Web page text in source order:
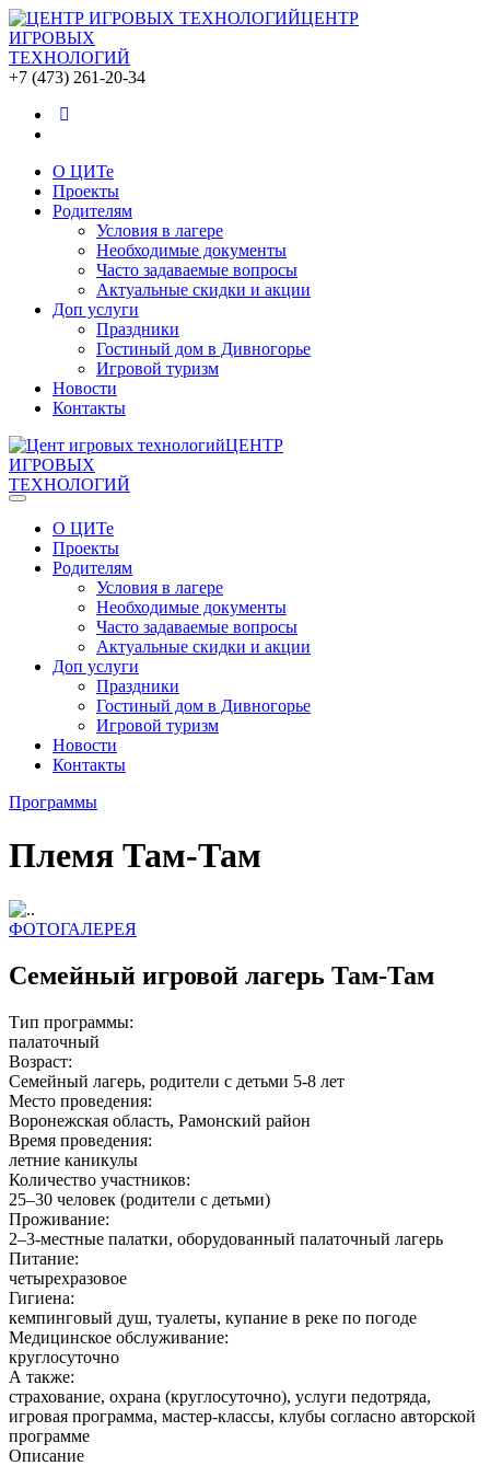
ЦЕНТР
ИГРОВЫХ
ТЕХНОЛОГИЙ
+7 (473) 261-20-34
О ЦИТе
Проекты
Родителям
Условия в лагере
Необходимые документы
Часто задаваемые вопросы
Актуальные скидки и акции
Доп услуги
Праздники
Гостиный дом в Дивногорье
Игровой туризм
Новости
Контакты
ЦЕНТР
ИГРОВЫХ
ТЕХНОЛОГИЙ
О ЦИТе
Проекты
Родителям
Условия в лагере
Необходимые документы
Часто задаваемые вопросы
Актуальные скидки и акции
Доп услуги
Праздники
Гостиный дом в Дивногорье
Игровой туризм
Новости
Контакты
Программы
Племя Там-Там
ФОТОГАЛЕРЕЯ
Семейный игровой лагерь Там-Там
Тип программы:
палаточный
Возраст:
Семейный лагерь, родители с детьми 5-8 лет
Место проведения:
Воронежская область, Рамонский район
Время проведения:
летние каникулы
Количество участников:
25–30 человек (родители с детьми)
Проживание:
2–3-местные палатки, оборудованный палаточный лагерь
Питание:
четырехразовое
Гигиена:
кемпинговый душ, туалеты, купание в реке по погоде
Медицинское обслуживание:
круглосуточно
А также:
страхование, охрана (круглосуточно), услуги педотряда,
игровая программа, мастер-классы, клубы согласно авторской
программе
Описание